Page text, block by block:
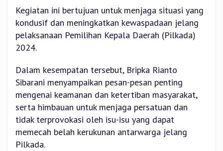
Kegiatan ini bertujuan untuk menjaga situasi yang
kondusif dan meningkatkan kewaspadaan jelang
pelaksanaan Pemilihan Kepala Daerah (Pilkada)
2024.
Dalam kesempatan tersebut, Bripka Rianto
Sibarani menyampaikan pesan-pesan penting
mengenai keamanan dan ketertiban masyarakat,
serta himbauan untuk menjaga persatuan dan
tidak terprovokasi oleh isu-isu yang dapat
memecah belah kerukunan antarwarga jelang
Pilkada.